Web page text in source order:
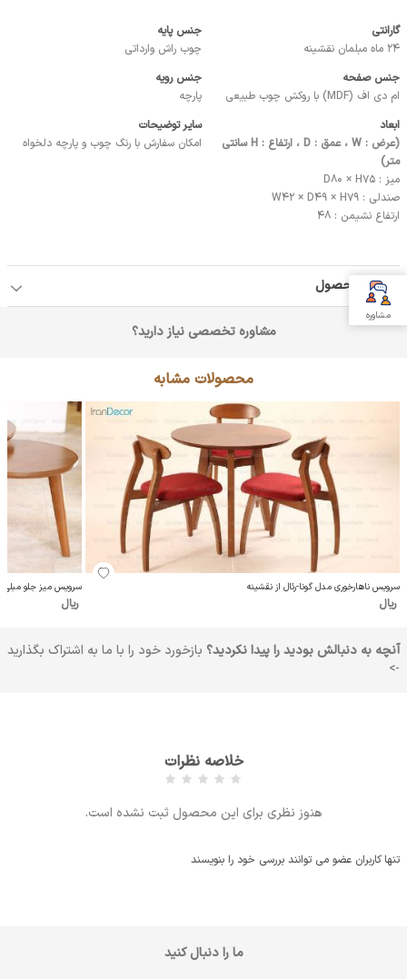
گارانتی
24 ماه مبلمان نقشینه
جنس پایه
چوب راش وارداتی
جنس صفحه
ام دی اف (MDF) با روکش چوب طبیعی
جنس رویه
پارچه
ابعاد
(عرض : W ، عمق : D ، ارتفاع : H سانتی
متر)
میز : D80 × H75
صندلی : W42 × D49 × H79
ارتفاع نشیمن : 48
سایر توضیحات
امکان سفارش با رنگ چوب و پارچه دلخواه
جزئیات محصول
مشاوره تخصصی نیاز دارید؟
محصولات مشابه
سرویس ناهارخوری مدل گونا-رئال از نقشینه
ریال
سرویس میز جلو مبلی
ریال
آنچه به دنبالش بودید را پیدا نکردید؟ بازخورد خود را با ما به اشتراک بگذارید
->
خلاصه نظرات
هنوز نظری برای این محصول ثبت نشده است.
تنها کاربران عضو می توانند بررسی خود را بنویسند
ما را دنبال کنید
مشاوره